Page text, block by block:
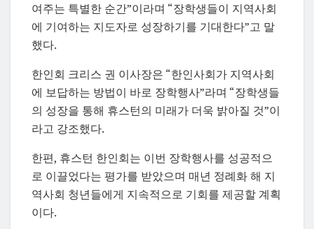
여주는 특별한 순간”이라며 “장학생들이 지역사회
에 기여하는 지도자로 성장하기를 기대한다”고 말
했다.
한인회 크리스 권 이사장은 “한인사회가 지역사회
에 보답하는 방법이 바로 장학행사”라며 “장학생들
의 성장을 통해 휴스턴의 미래가 더욱 밝아질 것”이
라고 강조했다.
한편, 휴스턴 한인회는 이번 장학행사를 성공적으
로 이끌었다는 평가를 받았으며 매년 정례화 해 지
역사회 청년들에게 지속적으로 기회를 제공할 계획
이다.